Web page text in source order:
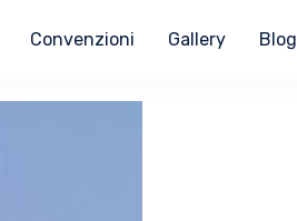
Convenzioni Gallery Blog